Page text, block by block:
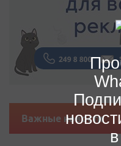
Важные новости